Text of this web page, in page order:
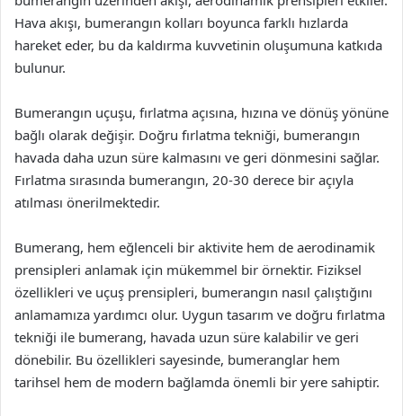
Hava akışı, bumerangın kolları boyunca farklı hızlarda
hareket eder, bu da kaldırma kuvvetinin oluşumuna katkıda
bulunur.
Bumerangın uçuşu, fırlatma açısına, hızına ve dönüş yönüne
bağlı olarak değişir. Doğru fırlatma tekniği, bumerangın
havada daha uzun süre kalmasını ve geri dönmesini sağlar.
Fırlatma sırasında bumerangın, 20-30 derece bir açıyla
atılması önerilmektedir.
Bumerang, hem eğlenceli bir aktivite hem de aerodinamik
prensipleri anlamak için mükemmel bir örnektir. Fiziksel
özellikleri ve uçuş prensipleri, bumerangın nasıl çalıştığını
anlamamıza yardımcı olur. Uygun tasarım ve doğru fırlatma
tekniği ile bumerang, havada uzun süre kalabilir ve geri
dönebilir. Bu özellikleri sayesinde, bumeranglar hem
tarihsel hem de modern bağlamda önemli bir yere sahiptir.